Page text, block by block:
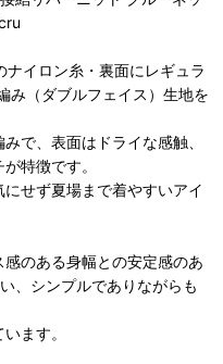
イロン糸・裏面にレギュラ
み（ダブルフェイス）生地を
で、表面はドライな感触、
特徴です。
せず夏場まで着やすいアイ
のある身幅との安定感のあ
、シンプルでありながらも
ます。